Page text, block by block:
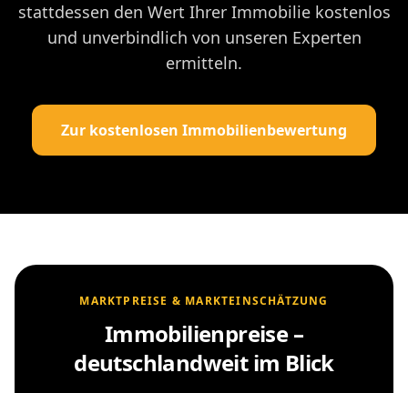
stattdessen den Wert Ihrer Immobilie kostenlos
und unverbindlich von unseren Experten
ermitteln.
Zur kostenlosen Immobilienbewertung
MARKTPREISE & MARKTEINSCHÄTZUNG
Immobilienpreise –
deutschlandweit im Blick